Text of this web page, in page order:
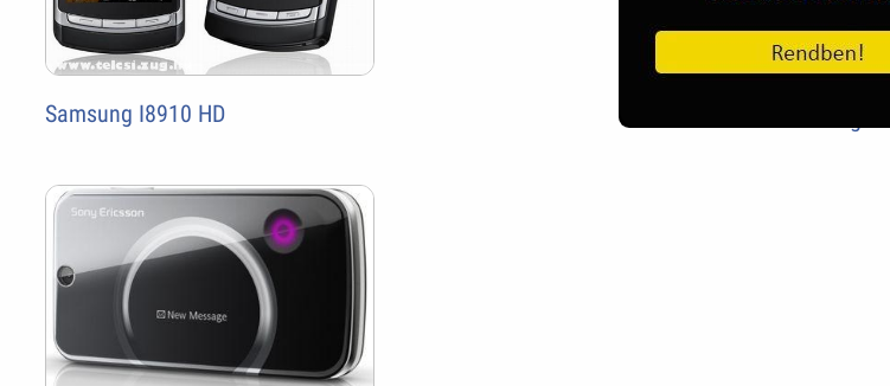
Samsung I8910 HD